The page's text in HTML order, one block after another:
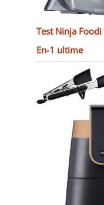
Test Ninja
En-1 ultime